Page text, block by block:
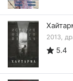
2013,
5.4